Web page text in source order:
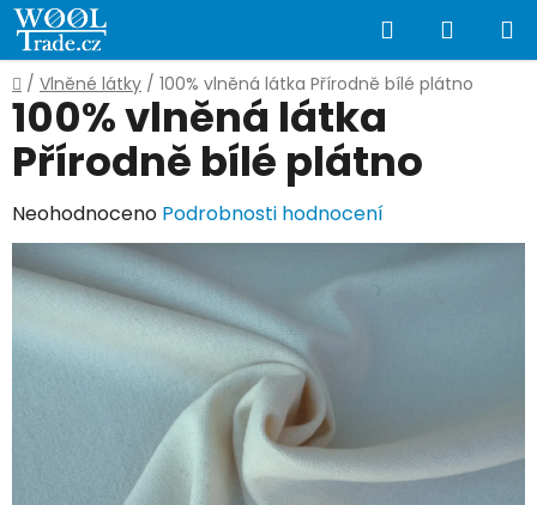
Přejít
na
obsah
Hledat
KOŠÍK
Domů
/ Vlněné látky / 100% vlněná látka Přírodně bílé plátno
100% vlněná látka
Přírodně bílé plátno
Průměrné
hodnocení
produktu
0,0
Neohodnoceno Podrobnosti hodnocení